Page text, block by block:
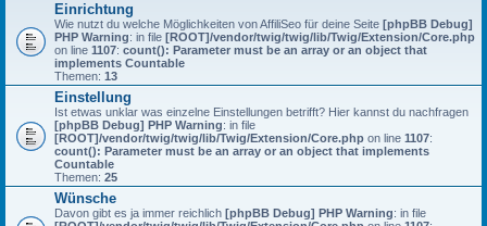
Einrichtung
Wie nutzt du welche Möglichkeiten von AffiliSeo für deine Seite [phpBB Debug]
PHP Warning: in file [ROOT]/vendor/twig/twig/lib/Twig/Extension/Core.php
on line 1107: count(): Parameter must be an array or an object that
implements Countable
Themen: 13
Einstellung
Ist etwas unklar was einzelne Einstellungen betrifft? Hier kannst du nachfragen
[phpBB Debug] PHP Warning: in file
[ROOT]/vendor/twig/twig/lib/Twig/Extension/Core.php on line 1107:
count(): Parameter must be an array or an object that implements
Countable
Themen: 25
Wünsche
Davon gibt es ja immer reichlich [phpBB Debug] PHP Warning: in file